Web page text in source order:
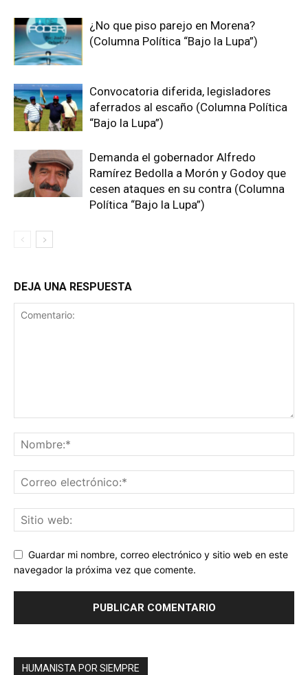
¿No que piso parejo en Morena?
(Columna Política “Bajo la Lupa”)
Convocatoria diferida, legisladores
aferrados al escaño (Columna Política
“Bajo la Lupa”)
Demanda el gobernador Alfredo
Ramírez Bedolla a Morón y Godoy que
cesen ataques en su contra (Columna
Política “Bajo la Lupa”)
DEJA UNA RESPUESTA
Guardar mi nombre, correo electrónico y sitio web en este
navegador la próxima vez que comente.
HUMANISTA POR SIEMPRE